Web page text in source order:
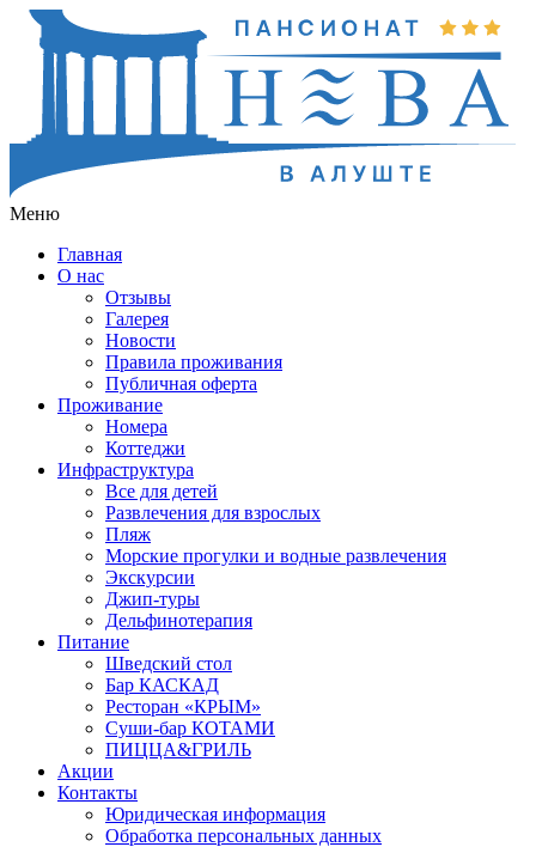
Меню
Главная
О нас
Отзывы
Галерея
Новости
Правила проживания
Публичная оферта
Проживание
Номера
Коттеджи
Инфраструктура
Все для детей
Развлечения для взрослых
Пляж
Морские прогулки и водные развлечения
Экскурсии
Джип-туры
Дельфинотерапия
Питание
Шведский стол
Бар КАСКАД
Ресторан «КРЫМ»
Суши-бар КОТАМИ
ПИЦЦА&ГРИЛЬ
Акции
Контакты
Юридическая информация
Обработка персональных данных